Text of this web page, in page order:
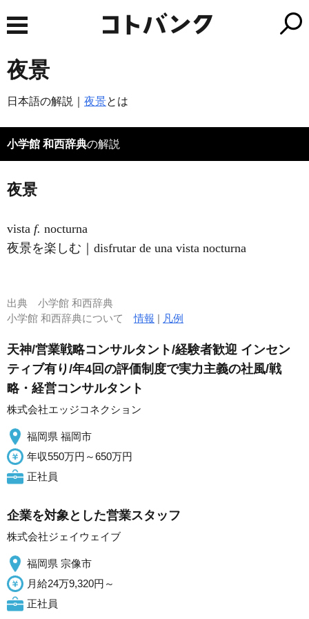
夜景
日本語の解説｜ 夜景とは
小学館 和西辞典の解説
夜景
vista f. nocturna
夜景を楽しむ｜disfrutar de una vista nocturna
出典 小学館 和西辞典
小学館 和西辞典について情報 | 凡例
天神/営業戦略コンサルタント/経験者歓迎 インセン
ティブ有り/年4回の評価制度で実力主義の社風/戦
略・経営コンサルタント
株式会社エッジコネクション
福岡県 福岡市
年収550万円～650万円
正社員
企業を対象とした営業スタッフ
株式会社ジェイウェイブ
福岡県 宗像市
月給24万9,320円～
正社員